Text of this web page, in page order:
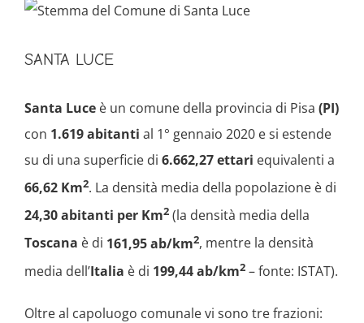
Ingrandisci
SANTA LUCE
Santa Luce è un comune della provincia di Pisa (PI)
con 1.619 abitanti al 1° gennaio 2020 e si estende
su di una superficie di 6.662,27 ettari equivalenti a
66,62 Km2. La densità media della popolazione è di
24,30 abitanti per Km2 (la densità media della
Toscana è di 161,95 ab/km2, mentre la densità
media dell’Italia è di 199,44 ab/km2 – fonte: ISTAT).
Oltre al capoluogo comunale vi sono tre frazioni: